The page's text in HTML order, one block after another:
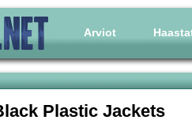
Arviot
Plastic Jackets